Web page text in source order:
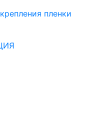
пленки